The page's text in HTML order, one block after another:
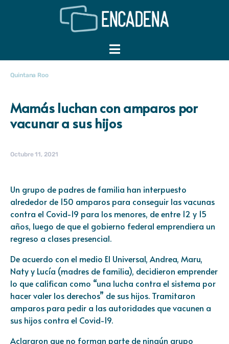
Quintana Roo
Mamás luchan con amparos por
vacunar a sus hijos
Octubre 11, 2021
Un grupo de padres de familia han interpuesto
alrededor de 150 amparos para conseguir las vacunas
contra el Covid-19 para los menores, de entre 12 y 15
años, luego de que el gobierno federal emprendiera un
regreso a clases presencial.
De acuerdo con el medio El Universal, Andrea, Maru,
Naty y Lucía (madres de familia), decidieron emprender
lo que califican como “una lucha contra el sistema por
hacer valer los derechos” de sus hijos. Tramitaron
amparos para pedir a las autoridades que vacunen a
sus hijos contra el Covid-19.
Aclararon que no forman parte de ningún grupo